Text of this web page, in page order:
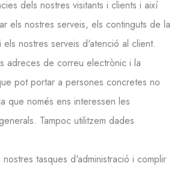
dels nostres visitants i clients i així
els nostres serveis, els continguts de la
nostres serveis d'atenció al client.
adreces de correu electrònic i la
pot portar a persones concretes no
que només ens interessen les
Tampoc utilitzem dades
tasques d'administració i complir